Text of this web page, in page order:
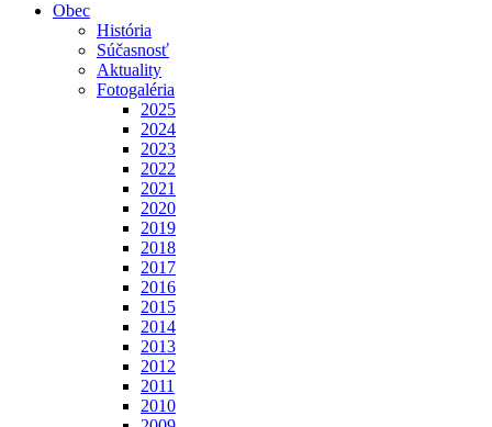
Obec
História
Súčasnosť
Aktuality
Fotogaléria
2025
2024
2023
2022
2021
2020
2019
2018
2017
2016
2015
2014
2013
2012
2011
2010